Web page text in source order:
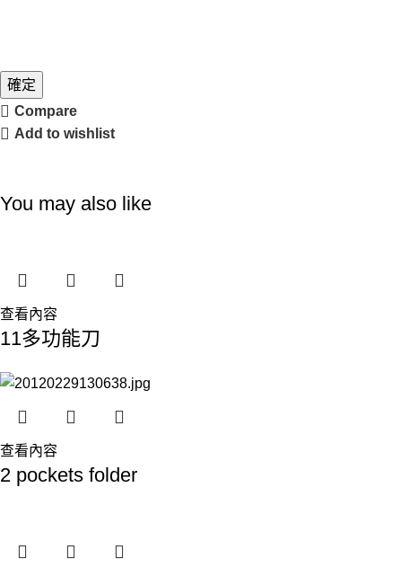
確定
Compare
Add to wishlist
You may also like
查看內容
11多功能刀
查看內容
2 pockets folder